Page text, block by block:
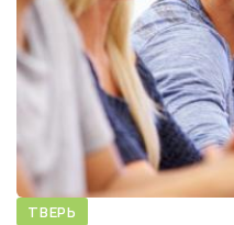
ТВЕРЬ